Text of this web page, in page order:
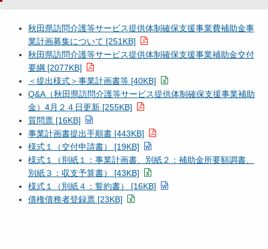
秋田県訪問介護等サービス提供体制確保支援事業費補助金事
業計画募集について [251KB]
秋田県訪問介護等サービス提供体制確保支援事業補助金交付
要綱 [2077KB]
＜提出様式＞事業計画書等 [40KB]
Q&A（秋田県訪問介護等サービス提供体制確保支援事業補助
金）4月２４日更新 [255KB]
質問票 [16KB]
事業計画書提出手順書 [443KB]
様式１（交付申請書） [19KB]
様式１（別紙１：事業計画書、別紙２：補助金所要額調書、
別紙３：収支予算書） [43KB]
様式１（別紙４：誓約書） [16KB]
債権債務者登録票 [23KB]